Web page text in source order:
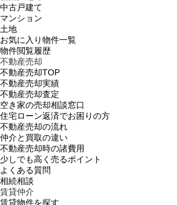
中古戸建て
マンション
土地
お気に入り物件一覧
物件閲覧履歴
不動産売却
不動産売却TOP
不動産売却実績
不動産売却査定
空き家の売却相談窓口
住宅ローン返済でお困りの方
不動産売却の流れ
仲介と買取の違い
不動産売却時の諸費用
少しでも高く売るポイント
よくある質問
相続相談
賃貸仲介
賃貸物件を探す